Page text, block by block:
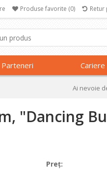
Produse favorite (0)
Parteneri Cariere
Ai nevoie
"Dancing
Preţ: